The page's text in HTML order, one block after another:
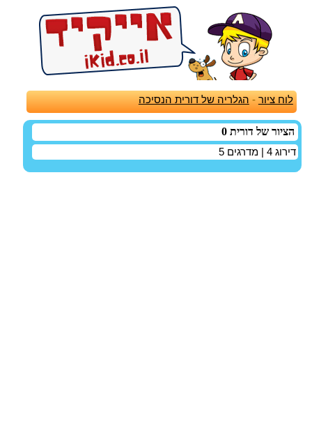
לוח ציור - הגלריה של דורית הנסיכה
הציור של דורית 0
דירוג 4 | מדרגים 5